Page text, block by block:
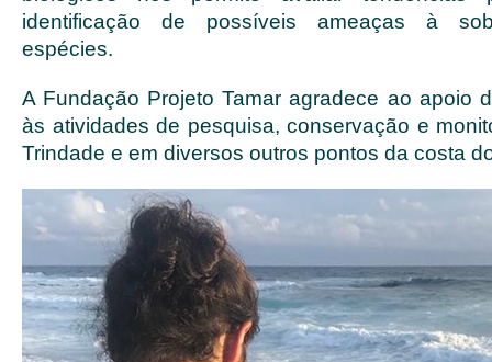
identificação de possíveis ameaças à
espécies.
A Fundação Projeto Tamar agradece ao apoio
às atividades de pesquisa, conservação e
Trindade e em diversos outros pontos da costa